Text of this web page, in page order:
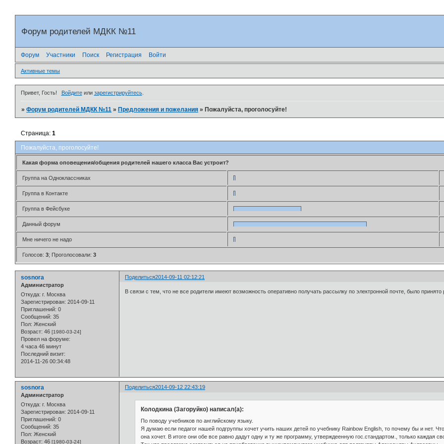
Форум родителей МДКК №11
Форум Участники Поиск Регистрация Войти
Активные темы
Привет, Гость! Войдитеили зарегистрируйтесь.
»Форум родителей МДКК №11 »Предложения и пожелания »Пожалуйста, проголосуйте!
Пожалуйста, проголосуйте!
Страница:1
Какая форма оповещения/общения родителей нашего класса Вас устроит?
Группа на Одноклассниках
Группа в Контакте
Группа в Фейсбуке
Данный форум
Мне ничего не надо
Голосов: 3; Проголосовали: 3
Поделиться2014-09-11 02:12:21
sosnora
Администратор
Откуда: г. Москва
Зарегистрирован: 2014-09-11
Приглашений: 0
Сообщений: 35
Пол: Женский
Возраст: 46 [1980-03-24]
Провел на форуме:
4 часа 46 минут
Последний визит:
2014-11-26 00:34:48
В связи с тем, что не все родители имеют возможность оперативно получать рассылку по электронной почте, было
Поделиться2014-09-12 22:43:19
sosnora
Администратор
Откуда: г. Москва
Зарегистрирован: 2014-09-11
Приглашений: 0
Сообщений: 35
Пол: Женский
Возраст: 46 [1980-03-24]
Колодкина (Загоруйко) написал(а):
По поводу учебников по английскому языку.
Я думаю если педагог нашей подгруппы хочет учить наших детей по учебнику Rainbow English, то почему бы и нет.
она хочет. В итоге они обе все равно дадут одну и ту же программу, утверждеенную гос.стандартом., только каждая